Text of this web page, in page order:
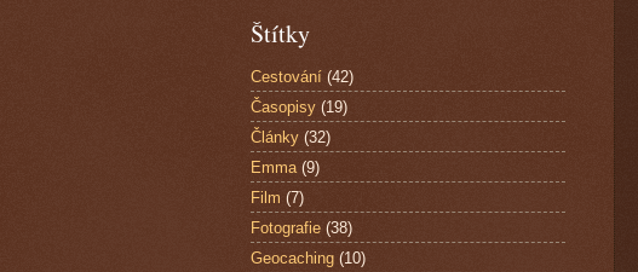
Štítky
Cestování (42)
Časopisy (19)
Články (32)
Emma (9)
Film (7)
Fotografie (38)
Geocaching (10)